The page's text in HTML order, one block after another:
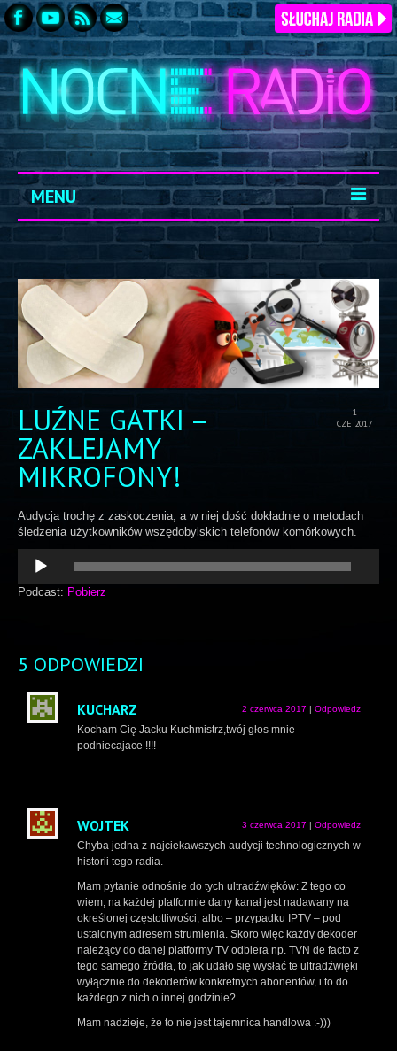
MENU
START
ARCHIWUM
KONTAKT
LOGOWANIE
1
CZE 2017
LUŹNE GATKI –
ZAKLEJAMY
MIKROFONY!
Audycja trochę z zaskoczenia, a w niej dość dokładnie o metodach
śledzenia użytkowników wszędobylskich telefonów komórkowych.
Odtwarzacz
plików
dźwiękowych
Podcast: Pobierz
5 ODPOWIEDZI
KUCHARZ 2 czerwca 2017 Odpowiedz
Kocham Cię Jacku Kuchmistrz,twój głos mnie
podniecajace !!!!
WOJTEK 3 czerwca 2017 Odpowiedz
Chyba jedna z najciekawszych audycji technologicznych w
historii tego radia.
Mam pytanie odnośnie do tych ultradźwięków: Z tego co
wiem, na każdej platformie dany kanał jest nadawany na
określonej częstotliwości, albo – przypadku IPTV – pod
ustalonym adresem strumienia. Skoro więc każdy dekoder
należący do danej platformy TV odbiera np. TVN de facto z
tego samego źródła, to jak udało się wysłać te ultradźwięki
wyłącznie do dekoderów konkretnych abonentów, i to do
każdego z nich o innej godzinie?
Mam nadzieje, że to nie jest tajemnica handlowa :-)))